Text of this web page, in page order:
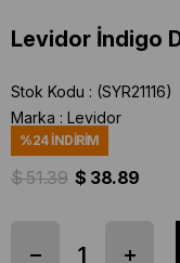
Levidor İndigo
Stok Kodu
(SYR21116)
Marka : Levidor
%24İNDIRIM
$ 51.39 $ 38.89